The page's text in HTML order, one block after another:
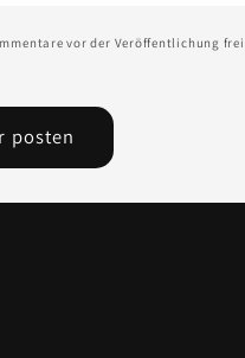
vor der Veröffentlichung